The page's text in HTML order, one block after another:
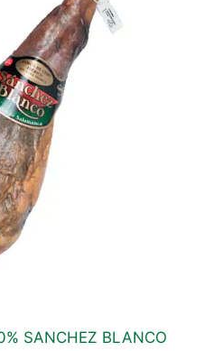
SANCHEZ BLANCO